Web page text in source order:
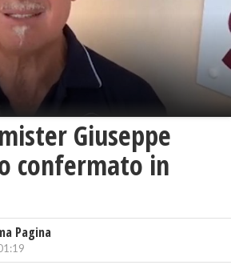
Giuseppe
confermato in
Pagina